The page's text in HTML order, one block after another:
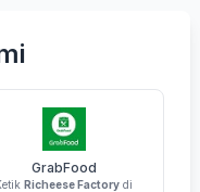
GrabFood
Richeese Factory di